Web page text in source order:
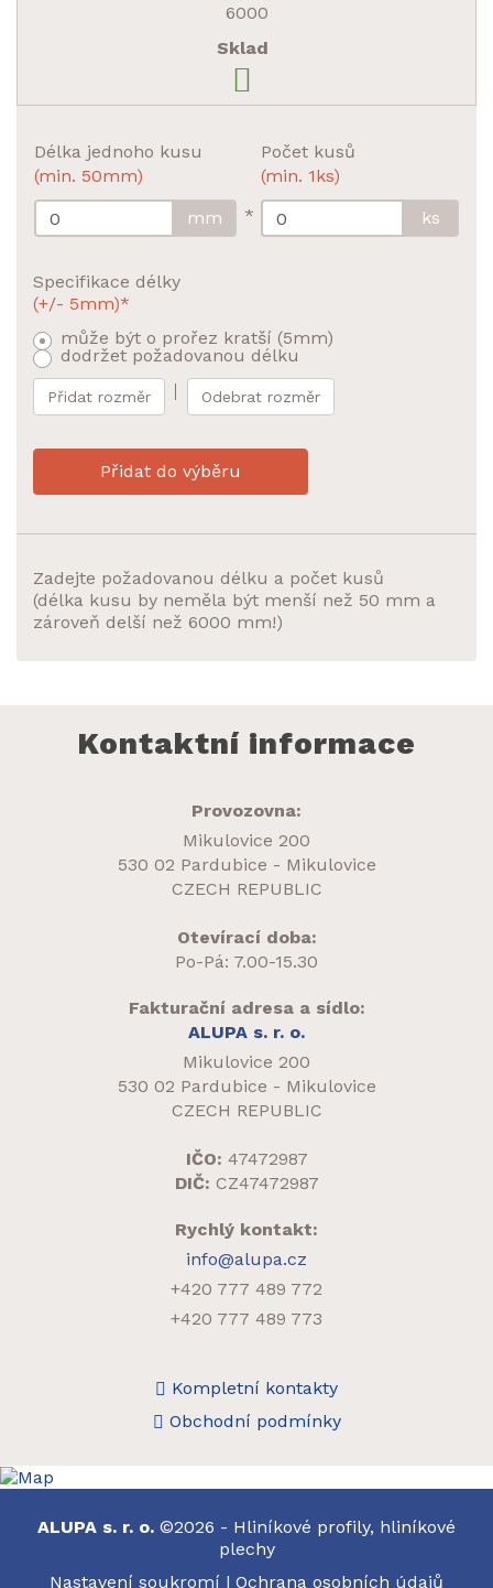
6000
Délka jednoho kusu
(min. 50mm)
mm
*
Počet kusů
(min. 1ks)
ks
Specifikace délky
(+/- 5mm)*
může být o prořez kratší (5mm)
dodržet požadovanou délku
Přidat rozměr Odebrat rozměr
Přidat do výběru
Zadejte požadovanou délku a počet kusů
(délka kusu by neměla být menší než 50 mm a
zároveň delší než 6000 mm!)
Kontaktní informace
Provozovna:
Mikulovice 200
530 02 Pardubice - Mikulovice
CZECH REPUBLIC
Otevírací doba:
Po-Pá: 7.00-15.30
Fakturační adresa a sídlo:
ALUPA s. r. o.
Mikulovice 200
530 02 Pardubice - Mikulovice
CZECH REPUBLIC
IČO: 47472987
DIČ: CZ47472987
Rychlý kontakt:
info@alupa.cz
+420 777 489 772
+420 777 489 773
Kompletní kontakty
Obchodní podmínky
ALUPA s. r. o. ©2026 - Hliníkové profily, hliníkové
plechy
Nastavení soukromí | Ochrana osobních údajů